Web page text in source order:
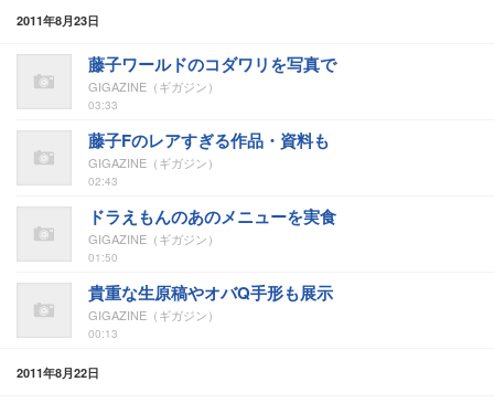
2011年8月23日
藤子ワールドのコダワリを写真で
GIGAZINE（ギガジン）
03:33
藤子Fのレアすぎる作品・資料も
GIGAZINE（ギガジン）
02:43
ドラえもんのあのメニューを実食
GIGAZINE（ギガジン）
01:50
貴重な生原稿やオバQ手形も展示
GIGAZINE（ギガジン）
00:13
2011年8月22日